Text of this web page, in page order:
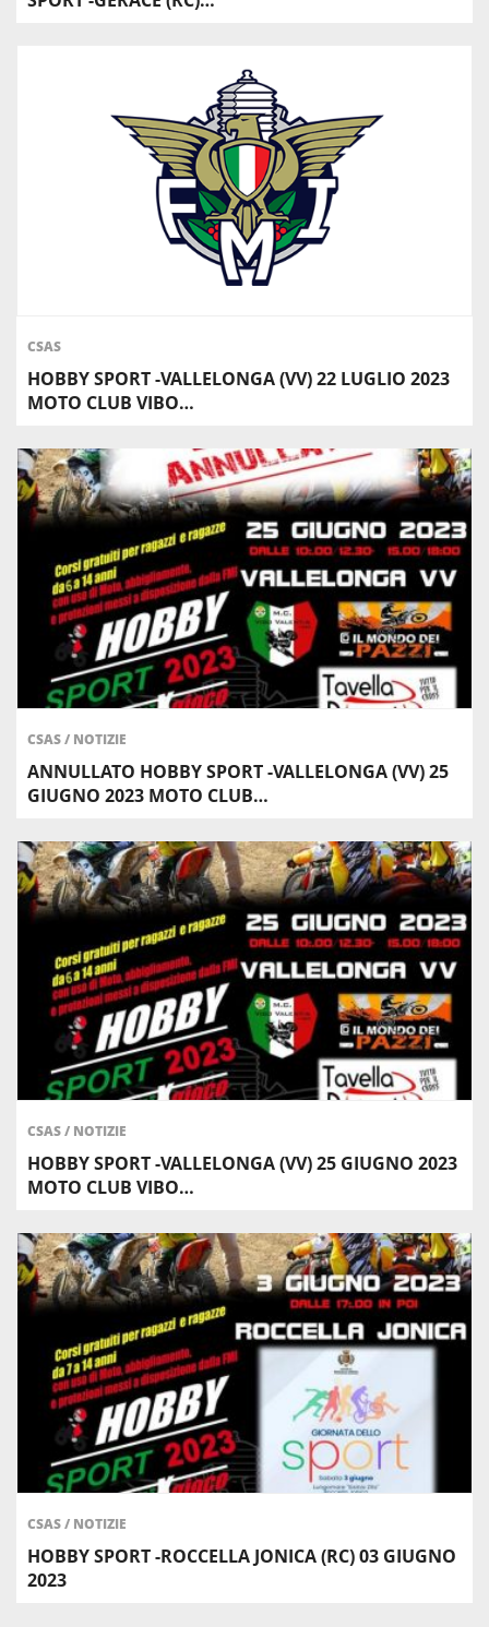
CSAS
HOBBY SPORT -VALLELONGA (VV) 22 LUGLIO 2023
MOTO CLUB VIBO…
CSAS/ NOTIZIE
ANNULLATO HOBBY SPORT -VALLELONGA (VV) 25
GIUGNO 2023 MOTO CLUB…
CSAS/ NOTIZIE
HOBBY SPORT -VALLELONGA (VV) 25 GIUGNO 2023
MOTO CLUB VIBO…
CSAS/ NOTIZIE
HOBBY SPORT -ROCCELLA JONICA (RC) 03 GIUGNO
2023